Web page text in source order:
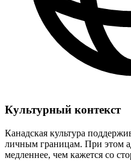
Культурный контекст
Канадская культура
личным границам. При этом
медленнее, чем кажется со